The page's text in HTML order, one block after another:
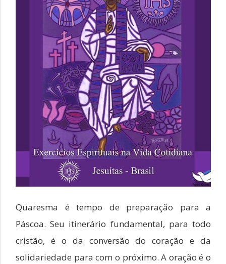
Quaresma é tempo de preparação para a
Páscoa. Seu itinerário fundamental, para todo
cristão, é o da conversão do coração e da
solidariedade para com o próximo. A oração é o